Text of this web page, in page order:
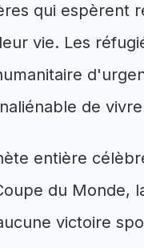
qui espèrent
vie. Les
de
entière
du Monde,
victoire